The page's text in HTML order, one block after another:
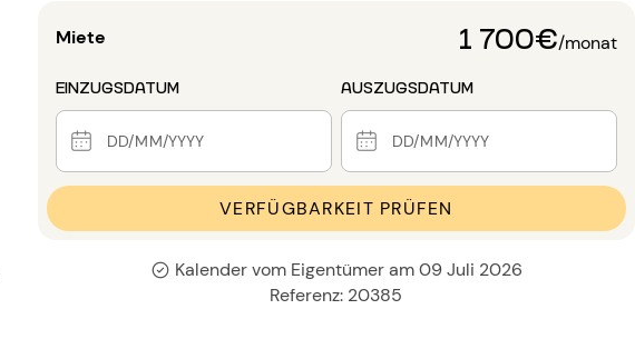
Miete 1 700€/monat
EINZUGSDATUM AUSZUGSDATUM
VERFÜGBARKEIT PRÜFEN
Kalender vom Eigentümer am 09 Juli 2026
Referenz: 20385